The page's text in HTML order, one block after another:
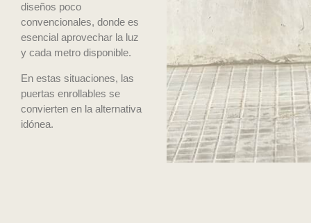
diseños poco
convencionales, donde es
esencial aprovechar la luz
y cada metro disponible.
En estas situaciones, las
puertas enrollables se
convierten en la alternativa
idónea.